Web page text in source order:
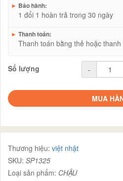
► Bảo hành:
1 đổi 1 hoàn trả trong 30 ngày
► Thanh toán:
Thanh toán bằng thẻ hoặc
Số lượng -
MUA
Thương hiệu: việt nhật
SKU: SP1325
Loại sản phẩm: CHẬU